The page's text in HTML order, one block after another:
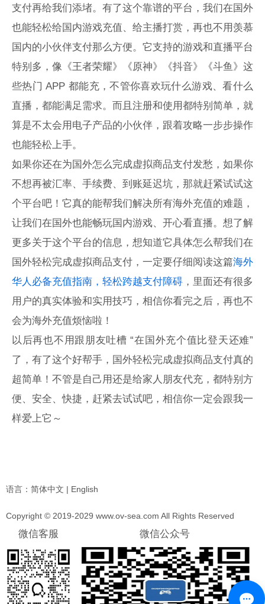
支付再给我们添堵。有了这个靠谱的平台，我们在国外
也能轻松给国内游戏充值、给主播打赏，再也不用羡慕
国内的小伙伴支付那么方便。它支持的游戏和直播平台
特别多，像《王者荣耀》《原神》《抖音》《斗鱼》这
些热门 APP 都能充，不管你喜欢玩什么游戏、看什么
直播，都能满足需求。而且注册和使用都特别简单，就
算是不太会用电子产品的小伙伴，跟着攻略一步步操作
也能轻松上手。
如果你还在为国外怎么完成虚拟商品支付发愁，如果你
不想再被汇率、手续费、到账延迟坑，那就赶紧试试这
个平台吧！它真的能帮我们解决所有海外充值的难题，
让我们在国外也能畅玩国内游戏、开心看直播。想了解
更多关于这个平台的信息，想知道它具体怎么帮我们在
国外轻松完成虚拟商品支付，一定要仔细阅读这篇海外
华人必备充值指南，轻松跨越支付障碍 ，里面还有很多
用户的真实体验和实用技巧，相信你看完之后，再也不
会为海外充值烦恼啦！
以后再也不用跟朋友吐槽 “在国外充个值比登天还难”
了，有了这个好帮手，国外轻松完成虚拟商品支付真的
超简单！不管是自己用还是给家人朋友代充，都特别方
便、安全、快捷，赶紧去试试吧，相信你一定会跟我一
样爱上它～
语言： 简体中文 | English
Copyright © 2019-2029 www.ov-sea.com All Rights Reserved
微信客服 微信公众号